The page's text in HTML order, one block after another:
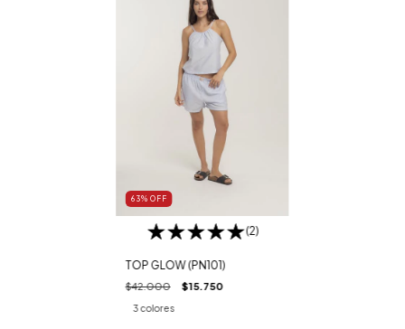
63% OFF
(2)
TOP GLOW (PN101)
$42.000 $15.750
3 colores